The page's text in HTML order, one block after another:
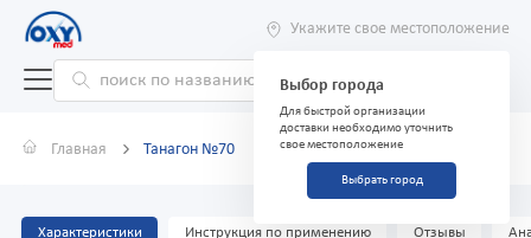
Укажите свое местоположение
Выбор города
Для быстрой организации
доставки необходимо уточнить
свое местоположение
Выбрать город
Главная Танагон №70
Характеристики Инструкция по применению Отзывы